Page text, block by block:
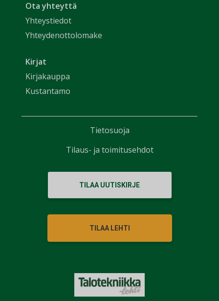
Ota yhteyttä
Yhteystiedot
Yhteydenottolomake
Kirjat
Kirjakauppa
Kustantamo
TILAA UUTISKIRJE
TILAA LEHTI
Tietosuoja
Tilaus- ja toimitusehdot